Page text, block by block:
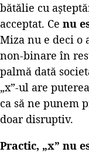
bătălie cu
acceptat. Ce nu
Miza nu e deci o
non-binare în
palmă dată
„x”-ul are
ca să ne punem
doar disruptiv.
Practic, „x” nu